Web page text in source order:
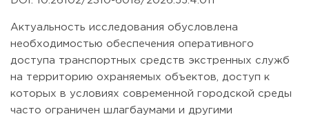
Актуальность исследования обусловлена
необходимостью обеспечения оперативного
доступа транспортных средств экстренных служб
на территорию охраняемых объектов, доступ к
которых в условиях современной городской среды
часто ограничен шлагбаумами и другими